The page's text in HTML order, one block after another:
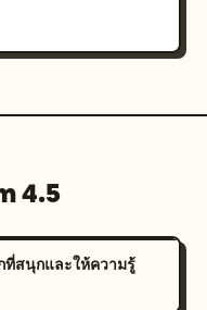
4.5
ที่สนุกและให้ความรู้